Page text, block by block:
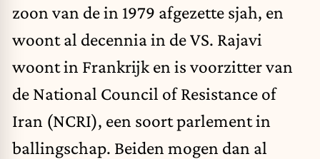
zoon van de in 1979 afgezette sjah, en
woont al decennia in de VS. Rajavi
woont in Frankrijk en is voorzitter van
de National Council of Resistance of
Iran (NCRI), een soort parlement in
ballingschap. Beiden mogen dan al